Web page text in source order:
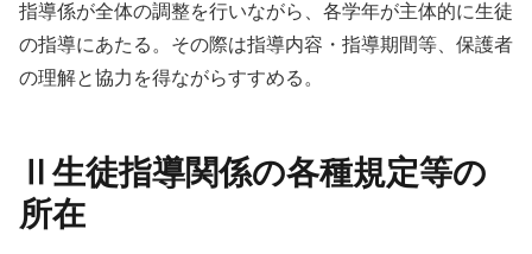
指導係が全体の調整を行いながら、各学年が主体的に生徒
の指導にあたる。その際は指導内容・指導期間等、保護者
の理解と協力を得ながらすすめる。
Ⅱ生徒指導関係の各種規定等の
所在